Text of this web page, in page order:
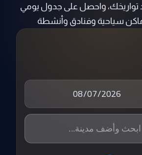
واحصل على جدول يومي
سياحية وفنادق وأنشطة